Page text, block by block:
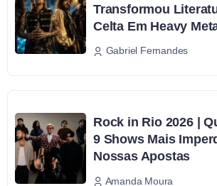
Transformou
Celta Em Heavy
Gabriel Fernandes
Rock in Rio 2026 |
9 Shows Mais
Nossas Apostas
Amanda Moura